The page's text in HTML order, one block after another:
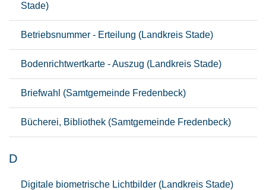
Stade)
Betriebsnummer - Erteilung (Landkreis Stade)
Bodenrichtwertkarte - Auszug (Landkreis Stade)
Briefwahl (Samtgemeinde Fredenbeck)
Bücherei, Bibliothek (Samtgemeinde Fredenbeck)
D
Digitale biometrische Lichtbilder (Landkreis Stade)